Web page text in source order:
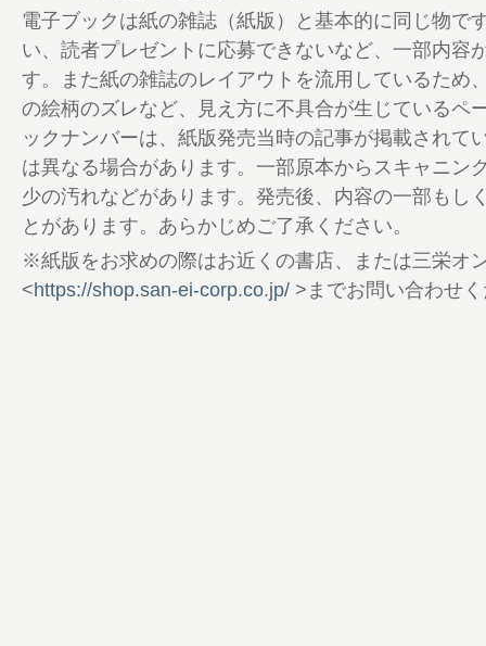
ライバルが語る2002年のジョーダン 組織
ンが上だった──ジャック・ビルヌーブ
ふたりの現役有名エンジニア、若き日の挑
定なマシンを扱って──ジェームス・キー
EJ12 Detail File──マシンの細部を探る
古巣への復帰が“凶”と出た苦難のシーズン
一年──ジャンカルロ・フィジケラ インタ
ざまあ見ろ、BAR！──イアン・フィリッ
ジョーダンの内部事情
タバコマネーが命綱!? エディー・ジョー
術 乗るか、そるか！
電子ブックは紙の雑誌（紙版）と基本的に同じ物で
い、読者プレゼントに応募できないなど、一部内容
す。また紙の雑誌のレイアウトを流用しているため
の絵柄のズレなど、見え方に不具合が生じているペ
ックナンバーは、紙版発売当時の記事が掲載されて
は異なる場合があります。一部原本からスキャニン
少の汚れなどがあります。発売後、内容の一部もし
とがあります。あらかじめご了承ください。
※紙版をお求めの際はお近くの書店、または三栄オ
<https://shop.san-ei-corp.co.jp/ >までお問い合わせ